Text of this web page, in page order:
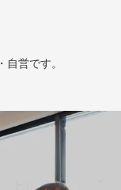
営です。